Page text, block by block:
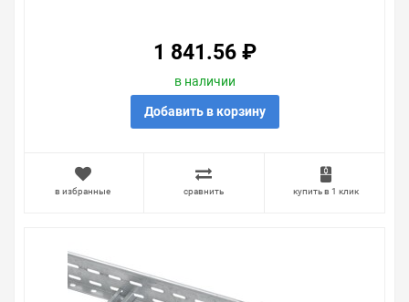
1 841.56 ₽
в наличии
Добавить в корзину
в избранные сравнить купить в 1 клик